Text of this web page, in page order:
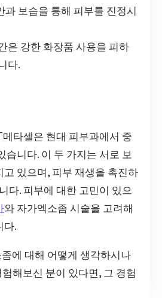
과 보습을 통해 피부를 진정시
은 강한 화장품 사용을 피하
다.
타셀은 현대 피부과에서 중
습니다. 이 두 가지는 서로 보
고 있으며, 피부 재생을 촉진하
다. 피부에 대한 고민이 있으
와 자가엑소좀 시술을 고려해
다.
에 대해 어떻게 생각하시나
해보신 분이 있다면, 그 경험